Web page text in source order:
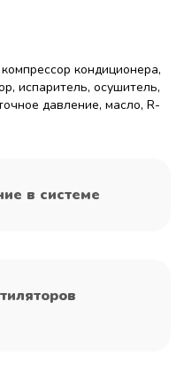
компрессор кондиционера,
испаритель, осушитель,
давление, масло, R-
в системе